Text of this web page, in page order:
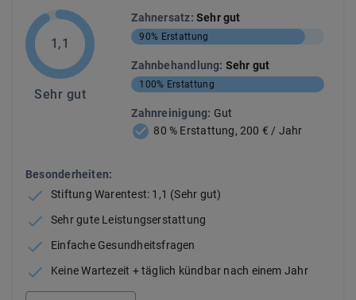
1,1
Sehr gut
Zahnersatz: Sehr gut
90% Erstattung
Zahnbehandlung: Sehr gut
100% Erstattung
Zahnreinigung: Gut
80 % Erstattung, 200 € / Jahr
Besonderheiten:
Stiftung Warentest: 1,1 (Sehr gut)
Sehr gute Leistungserstattung
Einfache Gesundheitsfragen
Keine Wartezeit + täglich kündbar nach einem Jahr